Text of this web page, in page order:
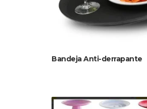
Bandeja Anti-derrapante